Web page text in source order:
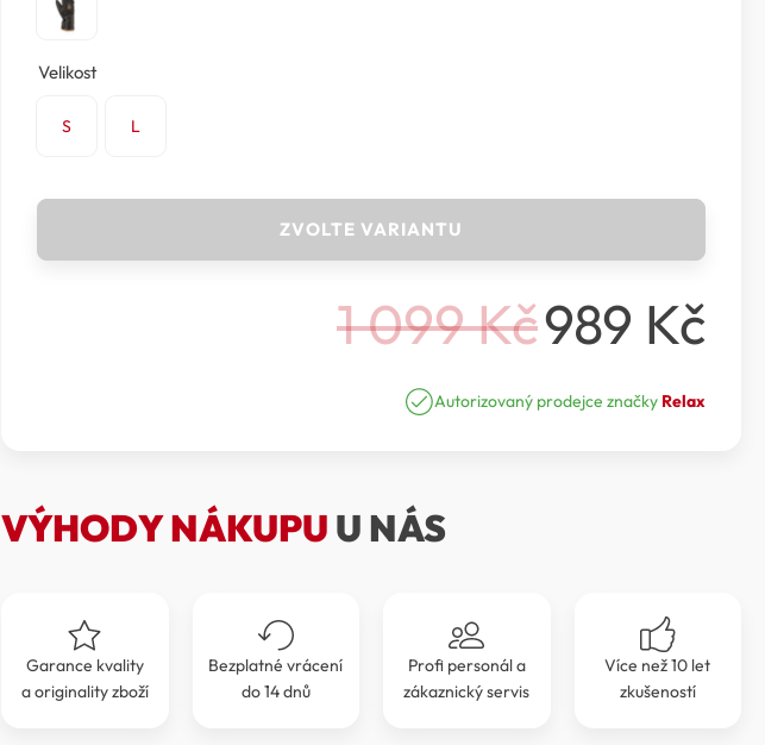
Velikost
S L
2.0
ZVOLTE VARIANTU
1 099Kč
Původní
cena
1
989 Kč
Aktuální
cena
989 Kč.
Autorizovaný prodejce značky Relax
VÝHODY NÁKUPU U NÁS
Garance kvality
a originality zboží
Bezplatné vrácení
do 14 dnů
Profi personál a
zákaznický servis
Více než 10 let
zkušeností